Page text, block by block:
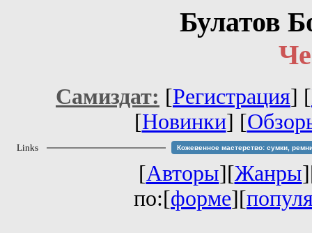
Булатов
Самиздат: [Регистрация] [
[Новинки] [
Links Кожевенное мастерство: сумки,
[Авторы][Жанры
по:[форме][